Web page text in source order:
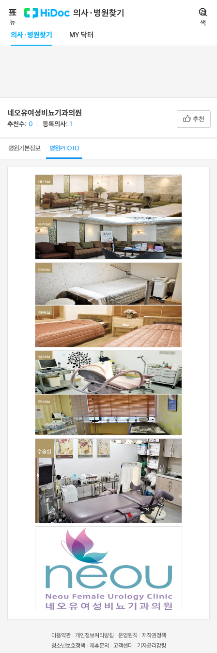
의사·병원찾기
의사·병원찾기 MY 닥터
메
뉴
검
색
네오유여성비뇨기과의원
추천수: 0 등록의사: 1
추천
병원기본정보 병원PHOTO
이용약관 개인정보처리방침 운영원칙
저작권정책
청소년보호정책
제휴문의 고객센터 기자윤리강령